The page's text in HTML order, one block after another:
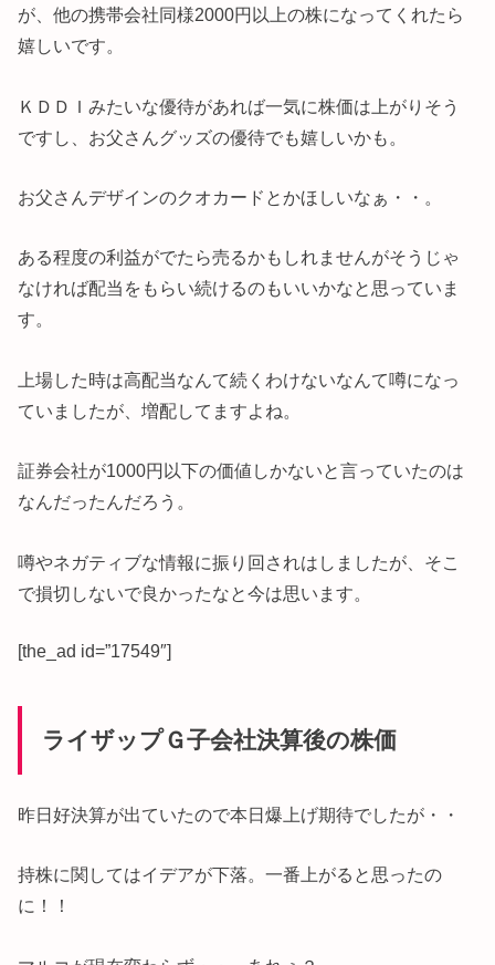
が、他の携帯会社同様2000円以上の株になってくれたら
嬉しいです。
ＫＤＤＩみたいな優待があれば一気に株価は上がりそう
ですし、お父さんグッズの優待でも嬉しいかも。
お父さんデザインのクオカードとかほしいなぁ・・。
ある程度の利益がでたら売るかもしれませんがそうじゃ
なければ配当をもらい続けるのもいいかなと思っていま
す。
上場した時は高配当なんて続くわけないなんて噂になっ
ていましたが、増配してますよね。
証券会社が1000円以下の価値しかないと言っていたのは
なんだったんだろう。
噂やネガティブな情報に振り回されはしましたが、そこ
で損切しないで良かったなと今は思います。
[the_ad id=”17549″]
ライザップＧ子会社決算後の株価
昨日好決算が出ていたので本日爆上げ期待でしたが・・
持株に関してはイデアが下落。一番上がると思ったの
に！！